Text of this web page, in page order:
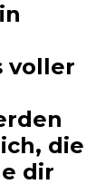
voller
die
dir